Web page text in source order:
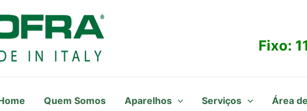
Fixo:
Quem Somos Aparelhos Serviços Área